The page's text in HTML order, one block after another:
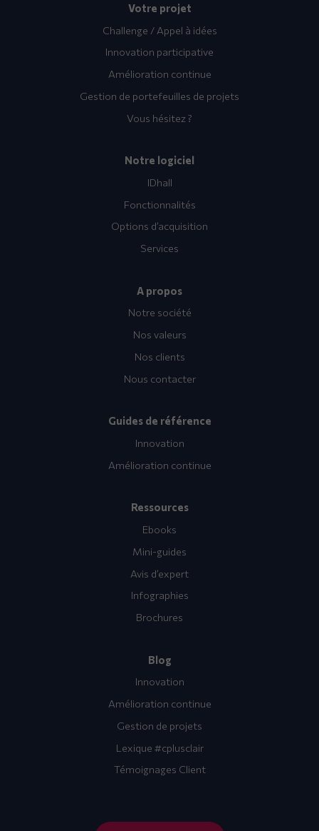
Votre projet
Challenge / Appel à idées
Innovation participative
Amélioration continue
Gestion de portefeuilles de projets
Vous hésitez ?
Notre logiciel
IDhall
Fonctionnalités
Options d’acquisition
Services
A propos
Notre société
Nos valeurs
Nos clients
Nous contacter
Guides de référence
Innovation
Amélioration continue
Ressources
Ebooks
Mini-guides
Avis d’expert
Infographies
Brochures
Blog
Innovation
Amélioration continue
Gestion de projets
Lexique #cplusclair
Témoignages Client